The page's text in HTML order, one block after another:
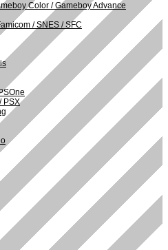
Color / Gameboy Advance
/ SNES / SFC
PSX